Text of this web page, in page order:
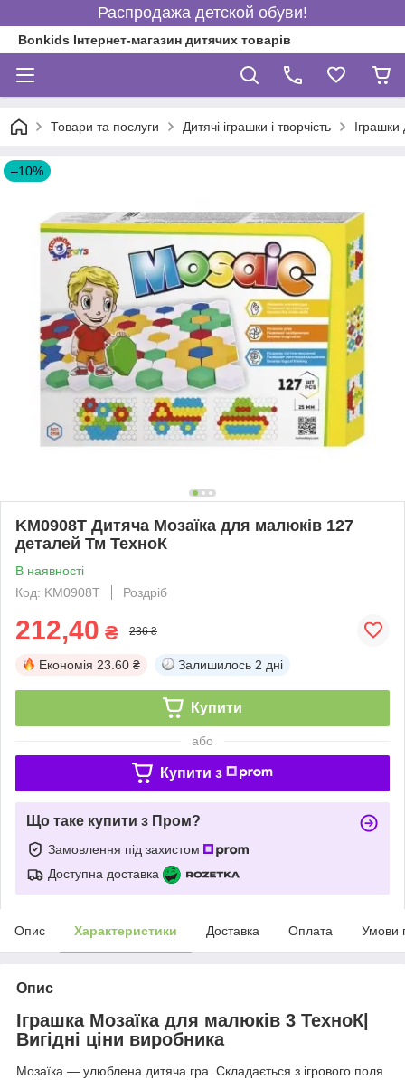
Распродажа детской обуви!
Bonkids Інтернет-магазин дитячих товарів
Товари та послуги Дитячі іграшки і творчість
–10%
KM0908T Дитяча Мозаїка для малюків 127
деталей Тм ТехноК
В наявності
Код: KM0908T
Роздріб
212,40 ₴ 236 ₴
Економія 23.60 ₴ Залишилось 2 дні
Купити
або
Купити з
Що таке купити з Пром?
Замовлення під захистом
Доступна доставка
Опис Характеристики Доставка Оплата Умови
Опис
Іграшка Мозаїка для малюків 3 ТехноК|
Вигідні ціни виробника
Мозаїка — улюблена дитяча гра. Складається з ігрового поля